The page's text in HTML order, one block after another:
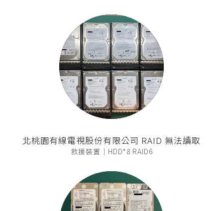
北桃園有線電視股份有限公司 RAID 無法讀取
救援裝置｜HDD*8 RAID6